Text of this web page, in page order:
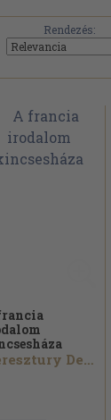
Rendezés:
Keresztury Dezső...